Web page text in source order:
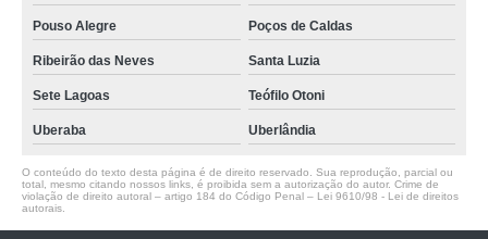
Pouso Alegre Poços de Caldas
Ribeirão das Neves Santa Luzia
Sete Lagoas Teófilo Otoni
Uberaba Uberlândia
O conteúdo do texto desta página é de direito reservado. Sua reprodução, parcial ou
total, mesmo citando nossos links, é proibida sem a autorização do autor. Crime de
violação de direito autoral – artigo 184 do Código Penal – Lei 9610/98 - Lei de direitos
autorais